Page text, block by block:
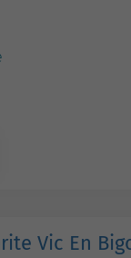
Vic En